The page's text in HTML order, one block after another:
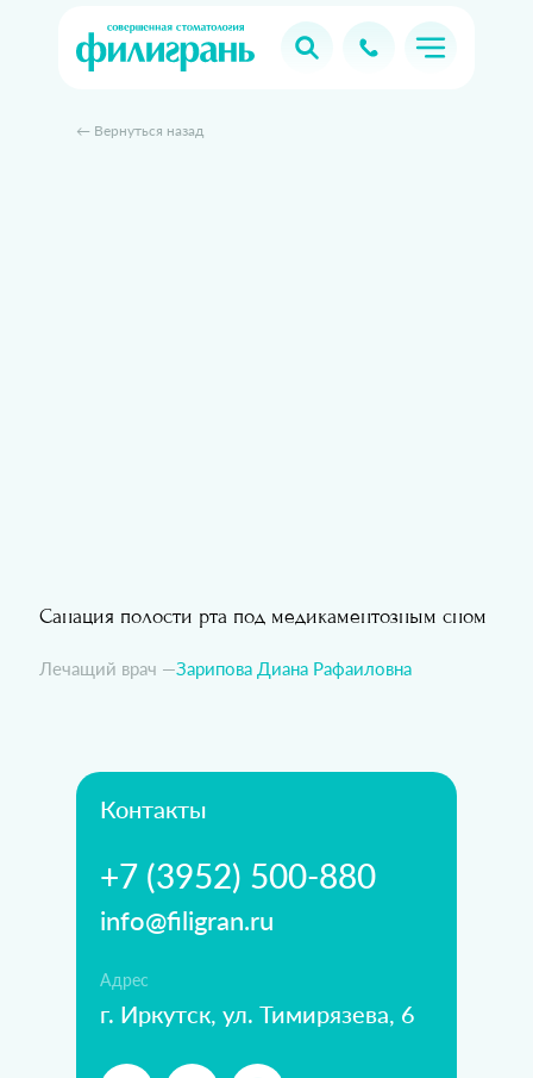
← Вернуться назад
Санация полости рта под медикаментозным сном
Лечащий врач —Зарипова Диана Рафаиловна
info@filigran.ru
+7 (3952) 500-880
г. Иркутск, ул. Тимирязева, 6
Адрес
Контакты